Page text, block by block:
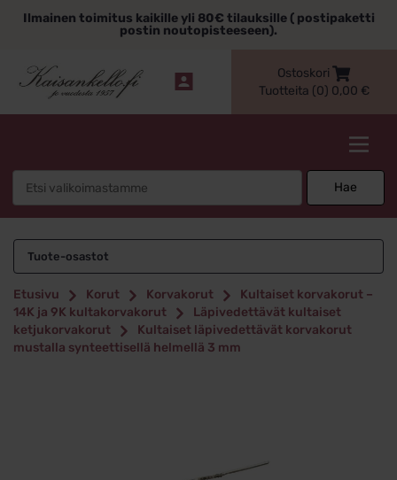
sisältöönIlmainen toimitus kaikille yli 80€ tilauksille ( postipaketti
postin noutopisteeseen).
Ostoskori
Tuotteita (0) 0,00 €
Hae
Tuote-osastot
Etusivu Korut Korvakorut
Kultaiset korvakorut –
14K ja 9K kultakorvakorut
Läpivedettävät kultaiset
ketjukorvakorut
Kultaiset läpivedettävät korvakorut
mustalla synteettisellä helmellä 3 mm